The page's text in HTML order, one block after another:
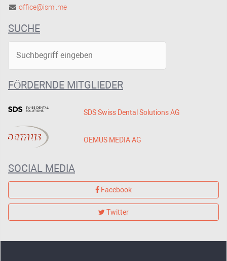
office@ismi.me
SUCHE
FÖRDERNDE MITGLIEDER
SDS Swiss Dental Solutions AG
OEMUS MEDIA AG
SOCIAL MEDIA
Facebook
Twitter